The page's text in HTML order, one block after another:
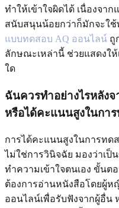
ทำให้เข้าใจผิดได้ เนื่องจา
สนับสนุนน้อยกว่าก็มักจะใช้
แบบทดสอบ AQ ออนไลน์ ถู
ลักษณะเหล่านี้ ช่วยแสดงใ
ใด
ฉันควรทำอย่างไรหลัง
หรือได้คะแนนสูงในกา
การได้คะแนนสูงในการทด
ไม่ใช่การวินิจฉัย มองว่าเ
ทำความเข้าใจตนเอง ขั้นต
ต้องการอ่านหนังสือโดยผู้
ออนไลน์เพื่อรับฟังจากผู้อื่น